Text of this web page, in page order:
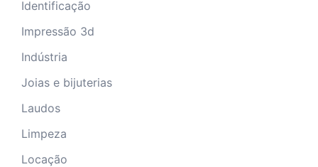
Identificação
Impressão 3d
Indústria
Joias e bijuterias
Laudos
Limpeza
Locação